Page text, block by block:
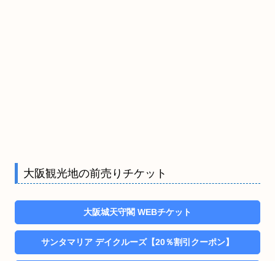
大阪観光地の前売りチケット
大阪城天守閣 WEBチケット
サンタマリア デイクルーズ【20％割引クーポン】